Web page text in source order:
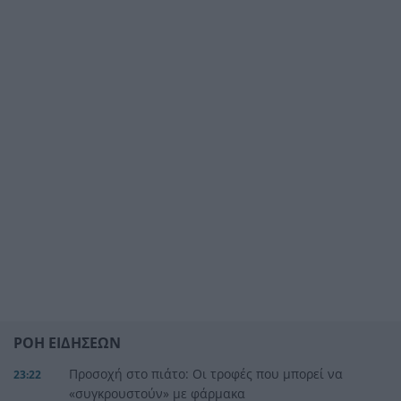
ΡΟΗ ΕΙΔΗΣΕΩΝ
23:22
Προσοχή στο πιάτο: Οι τροφές που μπορεί να
«συγκρουστούν» με φάρμακα